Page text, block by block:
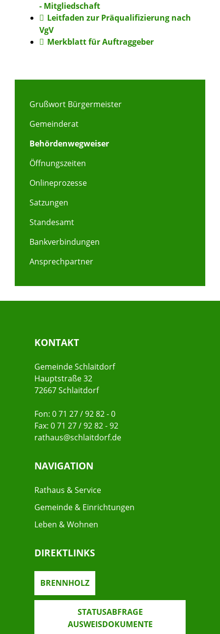
- Mitgliedschaft
Leitfaden zur Präqualifizierung nach
VgV
Merkblatt für Auftraggeber
Grußwort Bürgermeister
Gemeinderat
Behördenwegweiser
Öffnungszeiten
Onlineprozesse
Satzungen
Standesamt
Bankverbindungen
Ansprechpartner
KONTAKT
Gemeinde Schlaitdorf
Hauptstraße 32
72667 Schlaitdorf
Fon: 0 71 27 / 92 82 - 0
Fax: 0 71 27 / 92 82 - 92
rathaus@schlaitdorf.de
NAVIGATION
Rathaus & Service
Gemeinde & Einrichtungen
Leben & Wohnen
DIREKTLINKS
BRENNHOLZ
STATUSABFRAGE
AUSWEISDOKUMENTE